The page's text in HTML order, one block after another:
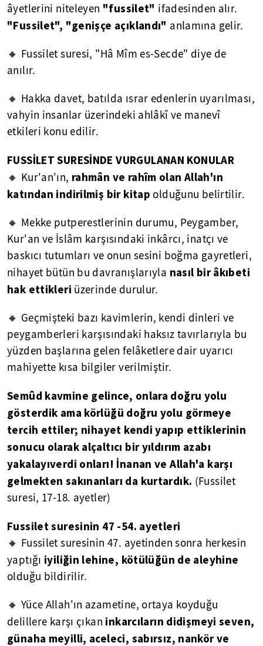
âyetlerini niteleyen "fussilet" ifadesinden alır.
"Fussilet", "genişçe açıklandı" anlamına gelir.
🔸 Fussilet suresi, "Hâ Mîm es-Secde" diye de
anılır.
🔸 Hakka davet, batılda ısrar edenlerin uyarılması,
vahyin insanlar üzerindeki ahlâkî ve manevî
etkileri konu edilir.
FUSSİLET SURESİNDE VURGULANAN KONULAR
🔸 Kur'an'ın, rahmân ve rahîm olan Allah'ın
katından indirilmiş bir kitap olduğunu belirtilir.
🔸 Mekke putperestlerinin durumu, Peygamber,
Kur'an ve İslâm karşısındaki inkârcı, inatçı ve
baskıcı tutumları ve onun sesini boğma gayretleri,
nihayet bütün bu davranışlarıyla nasıl bir âkıbeti
hak ettikleri üzerinde durulur.
🔸 Geçmişteki bazı kavimlerin, kendi dinleri ve
peygamberleri karşısındaki haksız tavırlarıyla bu
yüzden başlarına gelen felâketlere dair uyarıcı
mahiyette kısa bilgiler verilmiştir.
Semûd kavmine gelince, onlara doğru yolu
gösterdik ama körlüğü doğru yolu görmeye
tercih ettiler; nihayet kendi yapıp ettiklerinin
sonucu olarak alçaltıcı bir yıldırım azabı
yakalayıverdi onları! İnanan ve Allah'a karşı
gelmekten sakınanları da kurtardık. (Fussilet
suresi, 17-18. ayetler)
Fussilet suresinin 47 -54. ayetleri
🔸 Fussilet suresinin 47. ayetinden sonra herkesin
yaptığı iyiliğin lehine, kötülüğün de aleyhine
olduğu bildirilir.
🔸 Yüce Allah'ın azametine, ortaya koyduğu
delillere karşı çıkan inkarcıların didişmeyi seven,
günaha meyilli, aceleci, sabırsız, nankör ve